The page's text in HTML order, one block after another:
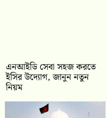
এনআইডি সেবা সহজ করতে
ইসির উদ্যোগ, জানুন নতুন
নিয়ম